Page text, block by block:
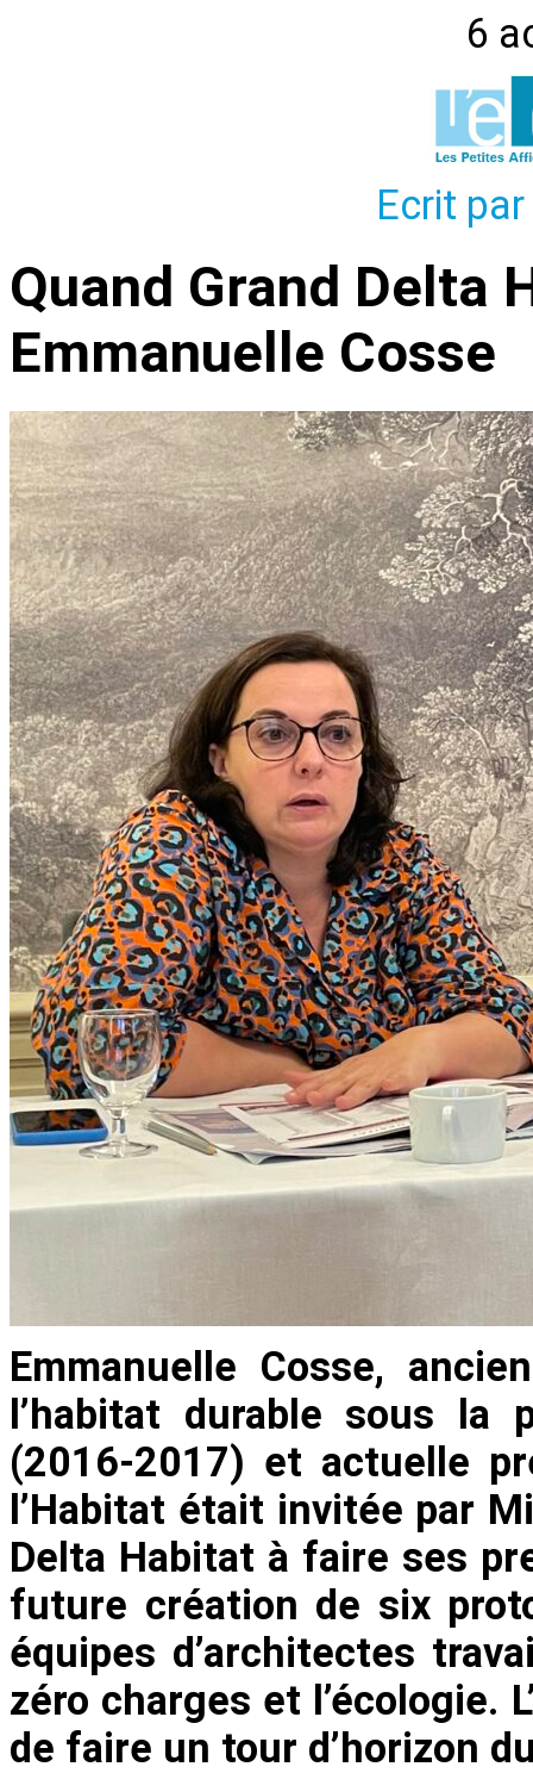
6
Ecrit
Quand Grand Delta
Emmanuelle Cosse
Emmanuelle Cosse,
l’habitat durable sous la
(2016-2017) et actuelle
l’Habitat était invitée par
Delta Habitat à faire ses
future création de six
équipes d’architectes
zéro charges et l’écologie.
de faire un tour d’horizon